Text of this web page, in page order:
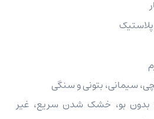
سیمانی، بتونی و سنگی
بدون بو، خشک شدن سریع، غیر